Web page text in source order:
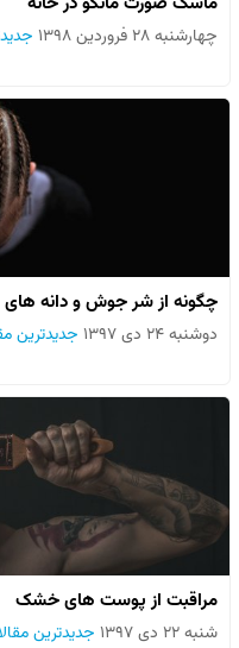
چهارشنبه ۲۸ فروردین ۱۳۹۸
چگونه از شر جوش و دانه
دوشنبه ۲۴ دی ۱۳۹۷ جدیدترین
مراقبت از پوست های خشک
شنبه ۲۲ دی ۱۳۹۷ جدیدترین